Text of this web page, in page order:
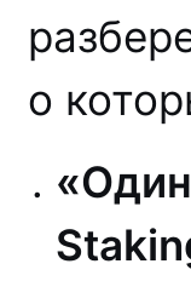
о